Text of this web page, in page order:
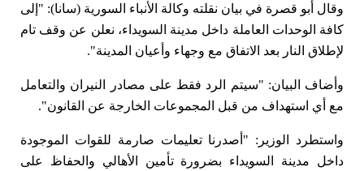
وقال أبو قصرة في بيان نقلته وكالة الأنباء السورية (سانا): "إلى
كافة الوحدات العاملة داخل مدينة السويداء، نعلن عن وقف تام
لإطلاق النار بعد الاتفاق مع وجهاء وأعيان المدينة".
وأضاف البيان: "سيتم الرد فقط على مصادر النيران والتعامل
مع أي استهداف من قبل المجموعات الخارجة عن القانون".
واستطرد الوزير: "أصدرنا تعليمات صارمة للقوات الموجودة
داخل مدينة السويداء بضرورة تأمين الأهالي والحفاظ على